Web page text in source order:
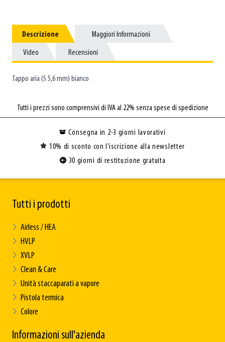
Descrizione
Descrizione Maggiori Informazioni
Maggiori Informazioni
Video
Video Recensioni
Recensioni
Tappo aria (S 5,6 mm) bianco
Tutti i prezzi sono comprensivi di IVA al 22% senza spese di spedizione
Consegna in 2-3 giorni lavorativi
10% di sconto con l’iscrizione alla newsletter
30 giorni di restituzione gratuita
Tutti i prodotti
Airless / HEA
HVLP
XVLP
Clean & Care
Unità staccaparati a vapore
Pistola termica
Colore
Informazioni sull'azienda